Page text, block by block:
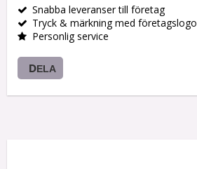
Snabba leveranser till företag
Tryck & märkning med företagslogo
Personlig service
DELA